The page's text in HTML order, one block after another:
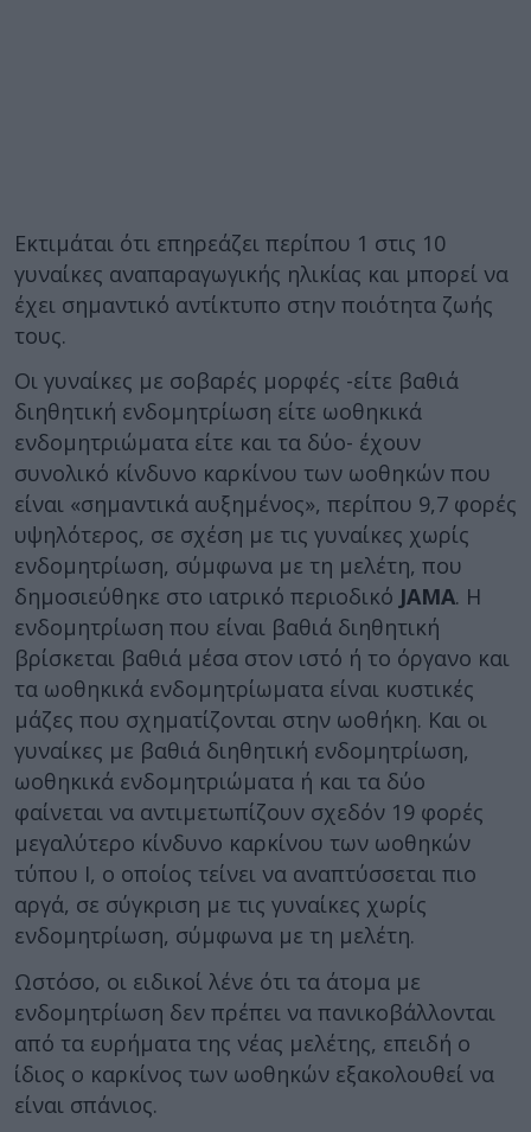
Εκτιμάται ότι επηρεάζει περίπου 1 στις 10
γυναίκες αναπαραγωγικής ηλικίας και μπορεί να
έχει σημαντικό αντίκτυπο στην ποιότητα ζωής
τους.
Οι γυναίκες με σοβαρές μορφές -είτε βαθιά
διηθητική ενδομητρίωση είτε ωοθηκικά
ενδομητριώματα είτε και τα δύο- έχουν
συνολικό κίνδυνο καρκίνου των ωοθηκών που
είναι «σημαντικά αυξημένος», περίπου 9,7 φορές
υψηλότερος, σε σχέση με τις γυναίκες χωρίς
ενδομητρίωση, σύμφωνα με τη μελέτη, που
δημοσιεύθηκε στο ιατρικό περιοδικό JAMA. Η
ενδομητρίωση που είναι βαθιά διηθητική
βρίσκεται βαθιά μέσα στον ιστό ή το όργανο και
τα ωοθηκικά ενδομητρίωματα είναι κυστικές
μάζες που σχηματίζονται στην ωοθήκη. Και οι
γυναίκες με βαθιά διηθητική ενδομητρίωση,
ωοθηκικά ενδομητριώματα ή και τα δύο
φαίνεται να αντιμετωπίζουν σχεδόν 19 φορές
μεγαλύτερο κίνδυνο καρκίνου των ωοθηκών
τύπου Ι, ο οποίος τείνει να αναπτύσσεται πιο
αργά, σε σύγκριση με τις γυναίκες χωρίς
ενδομητρίωση, σύμφωνα με τη μελέτη.
Ωστόσο, οι ειδικοί λένε ότι τα άτομα με
ενδομητρίωση δεν πρέπει να πανικοβάλλονται
από τα ευρήματα της νέας μελέτης, επειδή ο
ίδιος ο καρκίνος των ωοθηκών εξακολουθεί να
είναι σπάνιος.